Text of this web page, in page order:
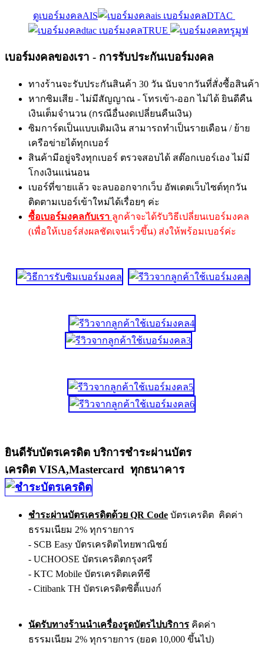
ดูเบอร์มงคลAIS
เบอร์มงคลDTAC
เบอร์มงคลTRUE
เบอร์มงคลของเรา - การรับประกันเบอร์มงคล
ทางร้านจะรับประกันสินค้า 30 วัน นับจากวันที่สั่งซื้อสินค้า
หากซิมเสีย - ไม่มีสัญญาณ - โทรเข้า-ออก ไม่ได้ ยินดีคืน
เงินเต็มจำนวน (กรณีอื่นงดเปลี่ยนคืนเงิน)
ซิมการ์ดเป็นแบบเติมเงิน สามารถทำเป็นรายเดือน / ย้าย
เครือข่ายได้ทุกเบอร์
สินค้ามีอยู่จริงทุกเบอร์ ตรวจสอบได้ สต๊อกเบอร์เอง ไม่มี
โกงเงินแน่นอน
เบอร์ที่ขายแล้ว จะลบออกจากเว็บ อัพเดตเว็บไซต์ทุกวัน
ติดตามเบอร์เข้าใหม่ได้เรื่อยๆ ค่ะ
ซื้อเบอร์มงคลกับเรา ลูกค้าจะได้รับวิธีเปลี่ยนเบอร์มงคล
(เพื่อให้เบอร์ส่งผลชัดเจนเร็วขึ้น) ส่งให้พร้อมเบอร์ค่ะ
ยินดีรับบัตรเครดิต บริการชำระผ่านบัตร
เครดิต VISA,Mastercard ทุกธนาคาร
ชำระผ่านบัตรเครดิตด้วย QR Code บัตรเครดิต คิดค่า
ธรรมเนียม 2% ทุกรายการ
- SCB Easy บัตรเครดิตไทยพาณิชย์
- UCHOOSE บัตรเครดิตกรุงศรี
- KTC Mobile บัตรเครดิตเคทีซี
- Citibank TH บัตรเครดิตซิตี้แบงก์
นัดรับทางร้านนำเครื่องรูดบัตรไปบริการ คิดค่า
ธรรมเนียม 2% ทุกรายการ (ยอด 10,000 ขึ้นไป)